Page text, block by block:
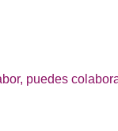
puedes